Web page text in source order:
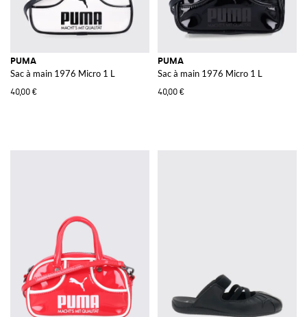
PUMA
Sac à main 1976 Micro 1 L
40,00 €
PUMA
Sac à main 1976 Micro 1 L
40,00 €